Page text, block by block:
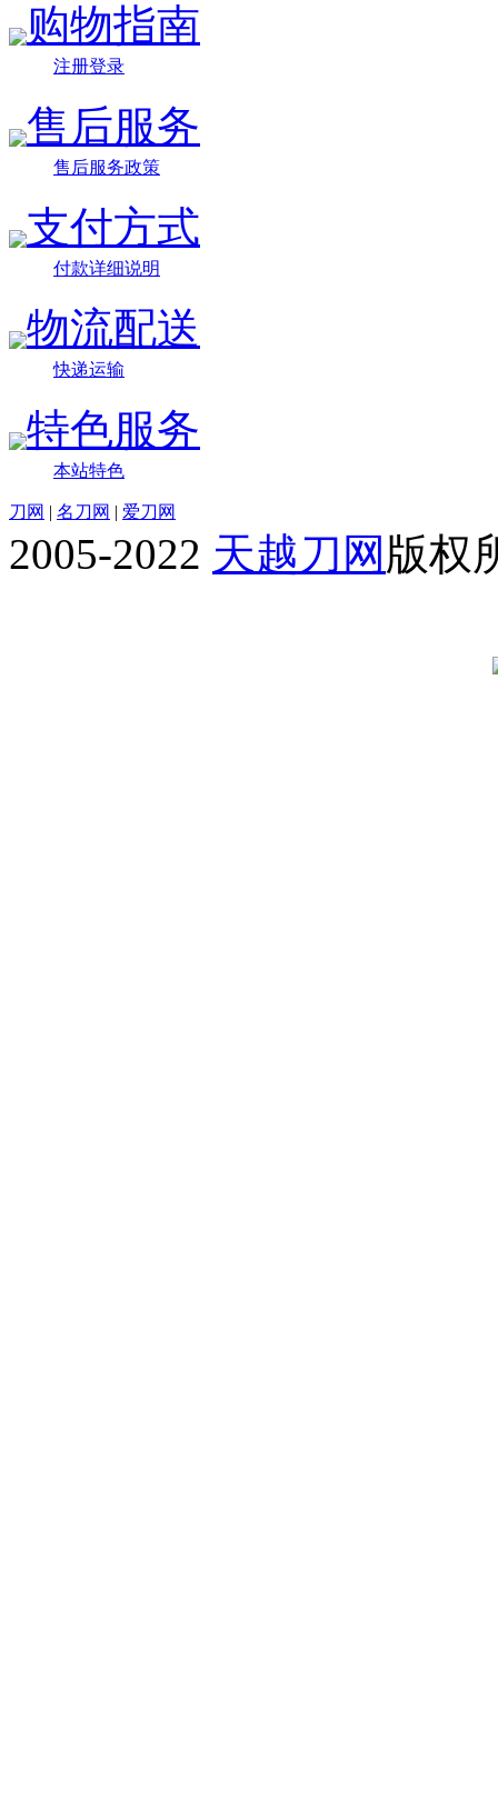
购物指南
注册登录
售后服务
售后服务政策
支付方式
付款详细说明
物流配送
快递运输
特色服务
本站特色
刀网 | 名刀网 | 爱刀网
2005-2022 天越刀网 版权